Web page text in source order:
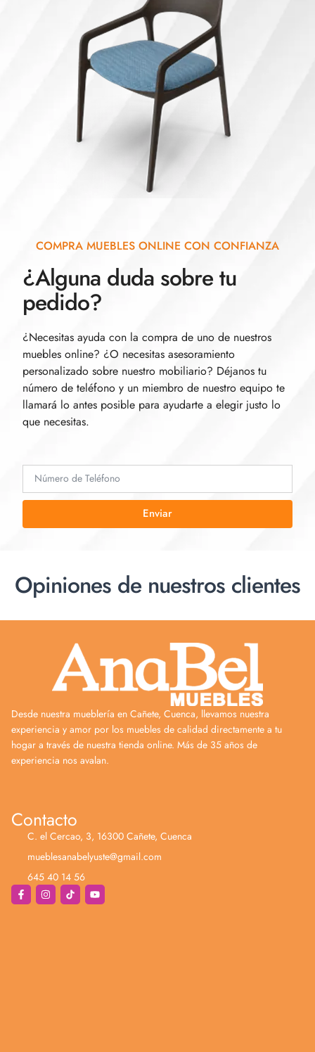
COMPRA MUEBLES ONLINE CON CONFIANZA
¿Alguna duda sobre tu
pedido?
¿Necesitas ayuda con la compra de uno de nuestros
muebles online? ¿O necesitas asesoramiento
personalizado sobre nuestro mobiliario? Déjanos tu
número de teléfono y un miembro de nuestro equipo te
llamará lo antes posible para ayudarte a elegir justo lo
que necesitas.
Enviar
Opiniones de nuestros clientes
Desde nuestra mueblería en Cañete, Cuenca, llevamos nuestra
experiencia y amor por los muebles de calidad directamente a tu
hogar a través de nuestra tienda online. Más de 35 años de
experiencia nos avalan.
Contacto
C. el Cercao, 3, 16300 Cañete, Cuenca
mueblesanabelyuste@gmail.com
645 40 14 56